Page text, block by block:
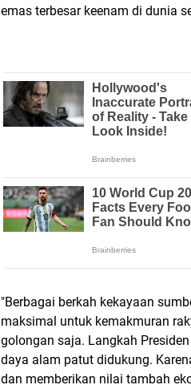
emas terbesar keenam di dunia
"Berbagai berkah kekayaan
maksimal untuk kemakmuran
golongan saja. Langkah
daya alam patut didukung.
dan memberikan nilai tambah